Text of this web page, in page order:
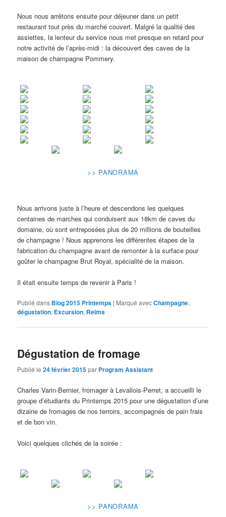
Nous nous arrêtons ensuite pour déjeuner dans un petit
restaurant tout près du marché couvert. Malgré la qualité des
assiettes, la lenteur du service nous met presque en retard pour
notre activité de l’après-midi : la découvert des caves de la
maison de champagne Pommery.
>> PANORAMA
Nous arrivons juste à l’heure et descendons les quelques
centaines de marches qui conduisent aux 18km de caves du
domaine, où sont entreposées plus de 20 millions de bouteilles
de champagne ! Nous apprenons les différentes étapes de la
fabrication du champagne avant de remonter à la surface pour
goûter le champagne Brut Royal, spécialité de la maison.
Il était ensuite temps de revenir à Paris !
Publié dans Blog 2015 Printemps | Marqué avecChampagne,
dégustation, Excursion, Reims
Dégustation de fromage
Publié le24 février 2015par Program Assistant
Charles Varin-Bernier, fromager à Levallois-Perret, a accueilli le
groupe d’étudiants du Printemps 2015 pour une dégustation d’une
dizaine de fromages de nos terroirs, accompagnés de pain frais
et de bon vin.
Voici quelques clichés de la soirée :
>> PANORAMA